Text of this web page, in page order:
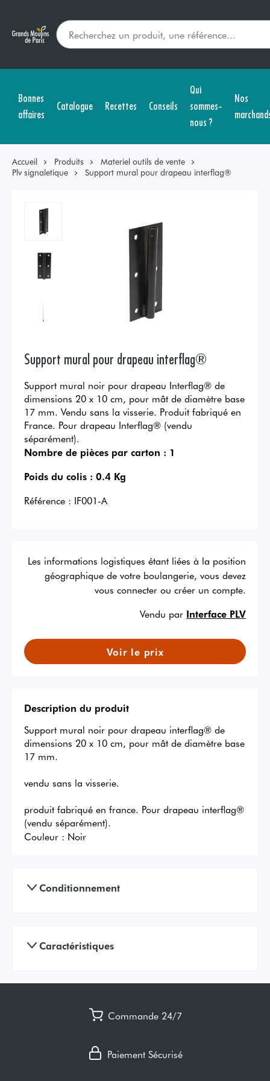
Bonnes
affaires
Catalogue Recettes Conseils
Qui
sommes-
nous ?
Nos
Accueil Produits
Materiel outils de vente
Plv signaletique
Support mural pour drapeau interflag®
Support mural pour drapeau interflag®
Support mural noir pour drapeau Interflag® de
dimensions 20 x 10 cm, pour mât de diamètre base
17 mm. Vendu sans la visserie. Produit fabriqué en
France. Pour drapeau Interflag® (vendu
séparément).
Nombre de pièces par carton : 1
Poids du colis : 0.4 Kg
Référence : IF001-A
Les informations logistiques étant liées à la position
géographique de votre boulangerie, vous devez
vous connecter ou créer un compte.
Vendu par Interface PLV
Voir le prix
Description du produit
Support mural noir pour drapeau interflag® de
dimensions 20 x 10 cm, pour mât de diamètre base
17 mm.
vendu sans la visserie.
produit fabriqué en france. Pour drapeau interflag®
(vendu séparément).
Couleur : Noir
Conditionnement
Caractéristiques
Commande 24/7
Paiement Sécurisé